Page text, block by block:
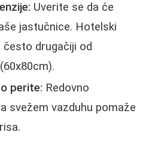
Uverite se da će
jastučnice. Hotelski
drugačiji od
perite: Redovno
svežem vazduhu pomaže